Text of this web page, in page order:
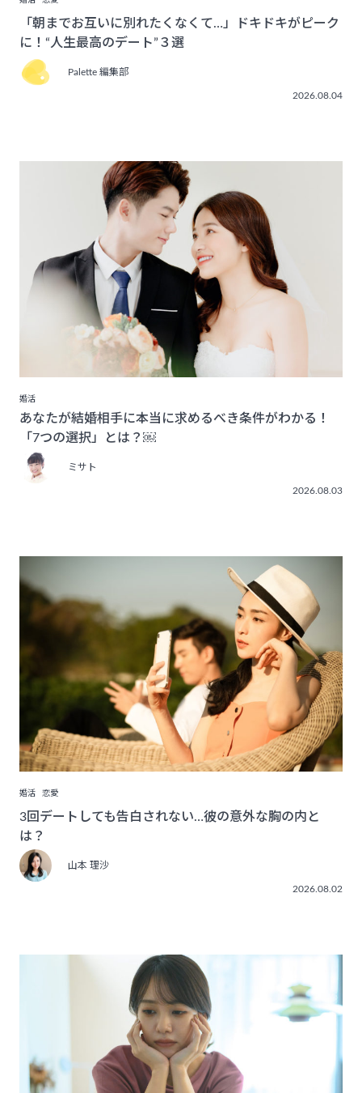
「朝までお互いに別れたくなくて…」ドキドキがピーク
に！“人生最高のデート”３選
Palette 編集部
2026.08.04
婚活
あなたが結婚相手に本当に求めるべき条件がわかる！
「7つの選択」とは？￼
ミサト
2026.08.03
婚活 恋愛
3回デートしても告白されない…彼の意外な胸の内と
は？
山本 理沙
2026.08.02